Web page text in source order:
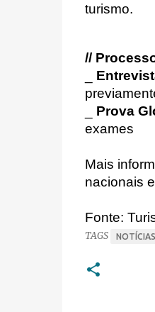
turismo.
//
Prova
exames
Mais
nacionais
Fonte:
TAGS NOTÍCIAS